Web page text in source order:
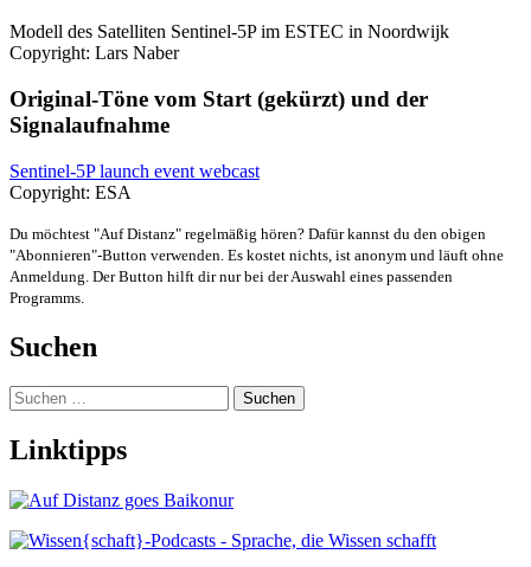
Modell des Satelliten Sentinel-5P im ESTEC in Noordwijk
Copyright: Lars Naber
Original-Töne vom Start (gekürzt) und der
Signalaufnahme
Sentinel-5P launch event webcast
Copyright: ESA
Du möchtest "Auf Distanz" regelmäßig hören? Dafür kannst du den obigen
"Abonnieren"-Button verwenden. Es kostet nichts, ist anonym und läuft ohne
Anmeldung. Der Button hilft dir nur bei der Auswahl eines passenden
Programms.
Suchen
Suchen
nach:
Linktipps